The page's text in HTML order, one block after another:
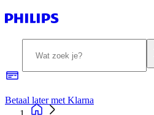
Betaal later met Klarna